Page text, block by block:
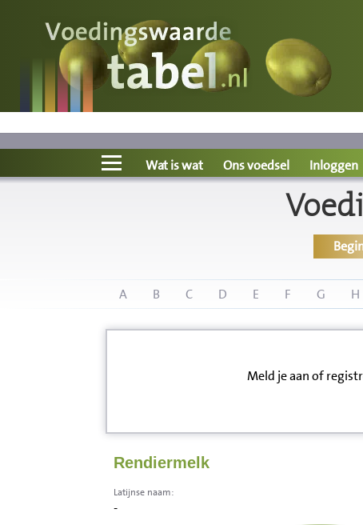
Voedingswaarde
Wat is wat?
Ons voedsel
Wat is wat Ons voedsel Inloggen
A B C D E F G H
Meld je aan of
Rendiermelk
Latijnse naam:
-